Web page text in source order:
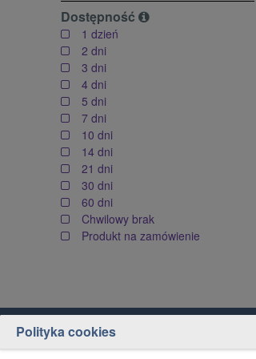
Dostępność
1 dzień
2 dni
3 dni
4 dni
5 dni
7 dni
10 dni
14 dni
21 dni
30 dni
60 dni
Chwilowy brak
Produkt na zamówienie
Polityka cookies
Obsługa klienta